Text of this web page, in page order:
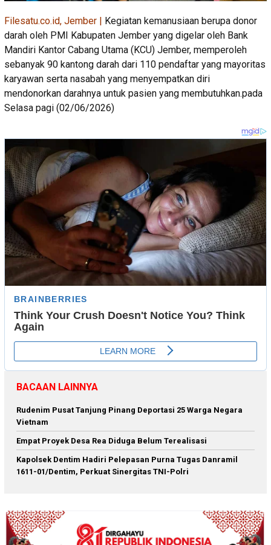
Filesatu.co.id, Jember | Kegiatan kemanusiaan berupa donor
darah oleh PMI Kabupaten Jember yang digelar oleh Bank
Mandiri Kantor Cabang Utama (KCU) Jember, memperoleh
sebanyak 90 kantong darah dari 110 pendaftar yang mayoritas
karyawan serta nasabah yang menyempatkan diri
mendonorkan darahnya untuk pasien yang membutuhkan.pada
Selasa pagi (02/06/2026)
BACAAN LAINNYA
Rudenim Pusat Tanjung Pinang Deportasi 25 Warga Negara
Vietnam
Empat Proyek Desa Rea Diduga Belum Terealisasi
Kapolsek Dentim Hadiri Pelepasan Purna Tugas Danramil
1611-01/Dentim, Perkuat Sinergitas TNI-Polri